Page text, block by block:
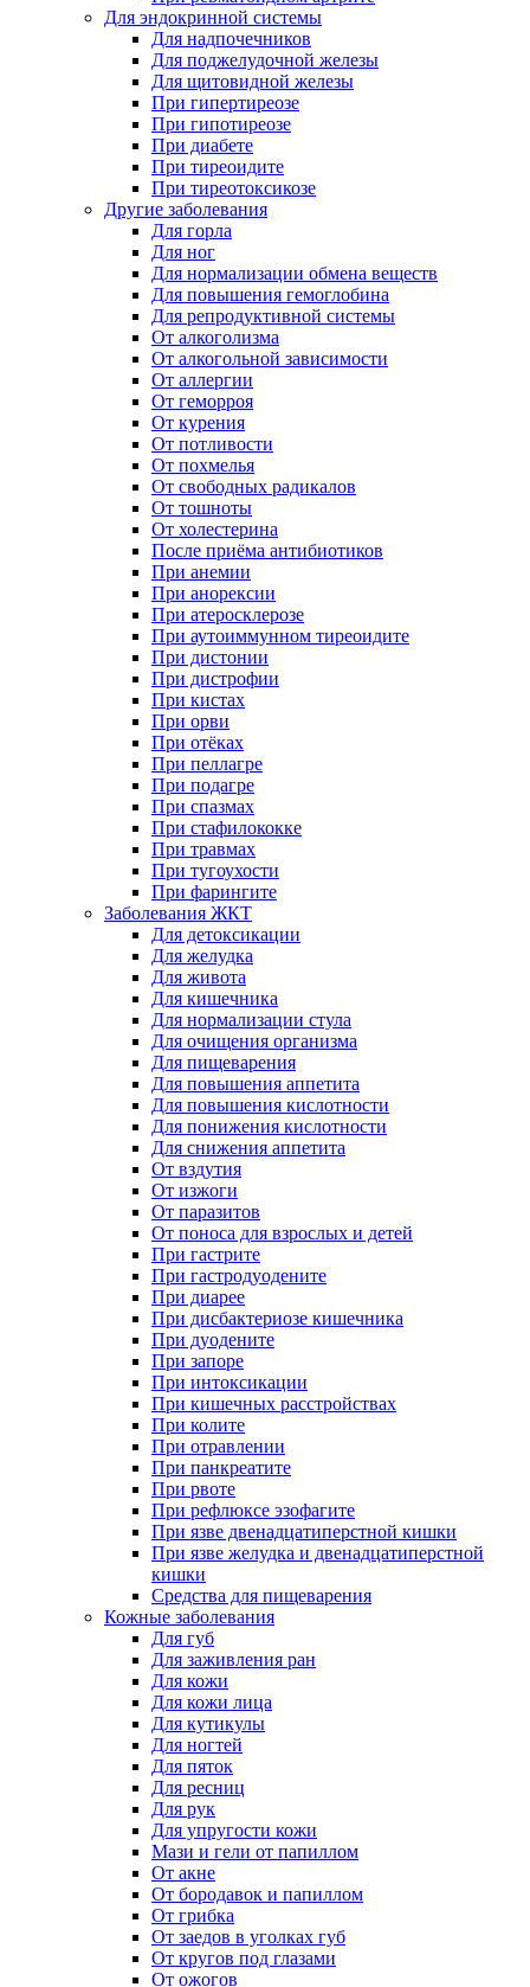
Для эндокринной системы
Для надпочечников
Для поджелудочной железы
Для щитовидной железы
При гипертиреозе
При гипотиреозе
При диабете
При тиреоидите
При тиреотоксикозе
Другие заболевания
Для горла
Для ног
Для нормализации обмена веществ
Для повышения гемоглобина
Для репродуктивной системы
От алкоголизма
От алкогольной зависимости
От аллергии
От геморроя
От курения
От потливости
От похмелья
От свободных радикалов
От тошноты
От холестерина
После приёма антибиотиков
При анемии
При анорексии
При атеросклерозе
При аутоиммунном тиреоидите
При дистонии
При дистрофии
При кистах
При орви
При отёках
При пеллагре
При подагре
При спазмах
При стафилококке
При травмах
При тугоухости
При фарингите
Заболевания ЖКТ
Для детоксикации
Для желудка
Для живота
Для кишечника
Для нормализации стула
Для очищения организма
Для пищеварения
Для повышения аппетита
Для повышения кислотности
Для понижения кислотности
Для снижения аппетита
От вздутия
От изжоги
От паразитов
От поноса для взрослых и детей
При гастрите
При гастродуодените
При диарее
При дисбактериозе кишечника
При дуодените
При запоре
При интоксикации
При кишечных расстройствах
При колите
При отравлении
При панкреатите
При рвоте
При рефлюксе эзофагите
При язве двенадцатиперстной кишки
При язве желудка и двенадцатиперстной
кишки
Средства для пищеварения
Кожные заболевания
Для губ
Для заживления ран
Для кожи
Для кожи лица
Для кутикулы
Для ногтей
Для пяток
Для ресниц
Для рук
Для упругости кожи
Мази и гели от папиллом
От акне
От бородавок и папиллом
От грибка
От заедов в уголках губ
От кругов под глазами
От ожогов